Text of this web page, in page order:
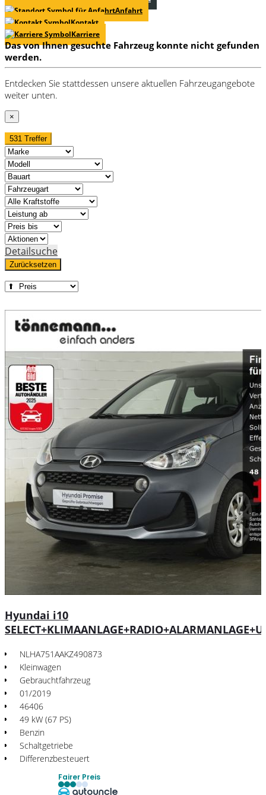
Anfahrt
Kontakt
Karriere
Das von Ihnen gesuchte Fahrzeug konnte nicht gefunden
werden.
Entdecken Sie stattdessen unsere aktuellen Fahrzeugangebote
weiter unten.
×
531 Treffer
Detailsuche
Zurücksetzen
Hyundai i10
NLHA751AAKZ490873
Kleinwagen
Gebrauchtfahrzeug
01/2019
46406
49 kW (67 PS)
Benzin
Schaltgetriebe
Differenzbesteuert
Fairer Preis